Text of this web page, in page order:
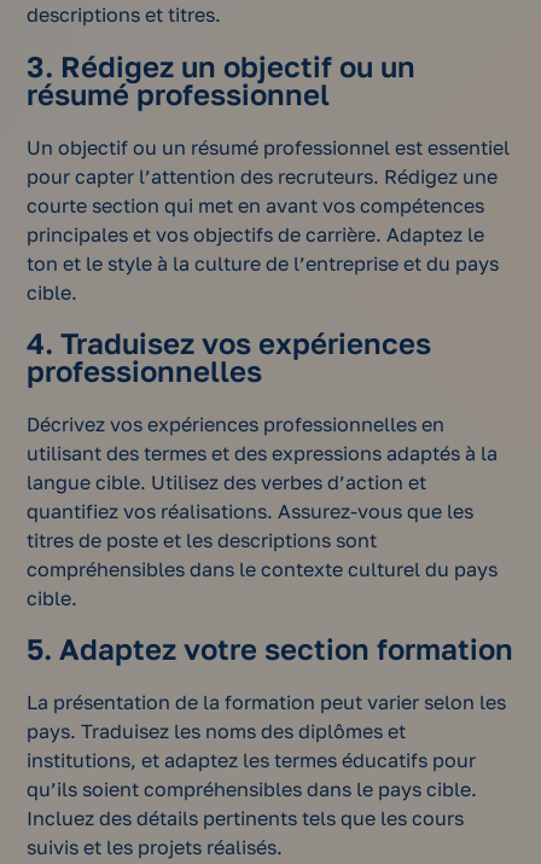
descriptions et titres.
3. Rédigez un objectif ou un
résumé professionnel
Un objectif ou un résumé professionnel est essentiel
pour capter l’attention des recruteurs. Rédigez une
courte section qui met en avant vos compétences
principales et vos objectifs de carrière. Adaptez le
ton et le style à la culture de l’entreprise et du pays
cible.
4. Traduisez vos expériences
professionnelles
Décrivez vos expériences professionnelles en
utilisant des termes et des expressions adaptés à la
langue cible. Utilisez des verbes d’action et
quantifiez vos réalisations. Assurez-vous que les
titres de poste et les descriptions sont
compréhensibles dans le contexte culturel du pays
cible.
5. Adaptez votre section formation
La présentation de la formation peut varier selon les
pays. Traduisez les noms des diplômes et
institutions, et adaptez les termes éducatifs pour
qu’ils soient compréhensibles dans le pays cible.
Incluez des détails pertinents tels que les cours
suivis et les projets réalisés.